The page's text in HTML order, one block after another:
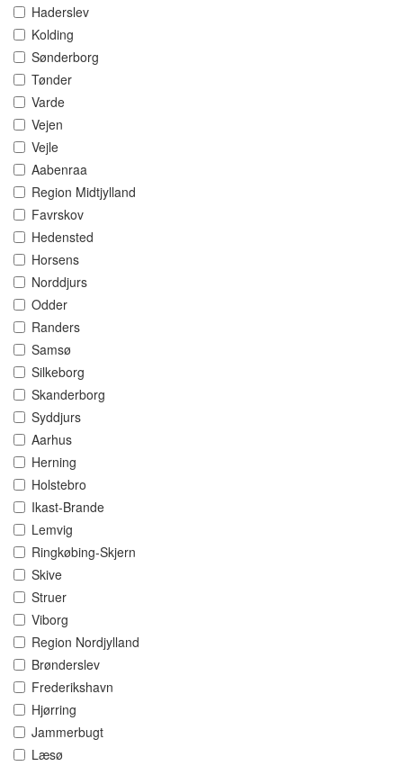
Haderslev
Kolding
Sønderborg
Tønder
Varde
Vejen
Vejle
Aabenraa
Region Midtjylland
Favrskov
Hedensted
Horsens
Norddjurs
Odder
Randers
Samsø
Silkeborg
Skanderborg
Syddjurs
Aarhus
Herning
Holstebro
Ikast-Brande
Lemvig
Ringkøbing-Skjern
Skive
Struer
Viborg
Region Nordjylland
Brønderslev
Frederikshavn
Hjørring
Jammerbugt
Læsø